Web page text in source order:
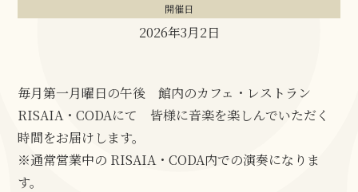
開催日
2026年3月2日
毎月第一月曜日の午後 館内のカフェ・レストラン
RISAIA・CODAにて 皆様に音楽を楽しんでいただく
時間をお届けします。
※通常営業中の RISAIA・CODA内での演奏になりま
す。